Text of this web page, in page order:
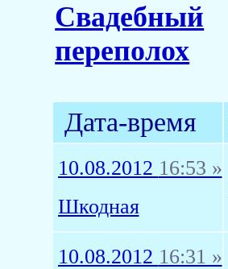
Свадебный
переполох
Дата-время
10.08.2012 16:53 »
Шкодная
10.08.2012 16:31 »